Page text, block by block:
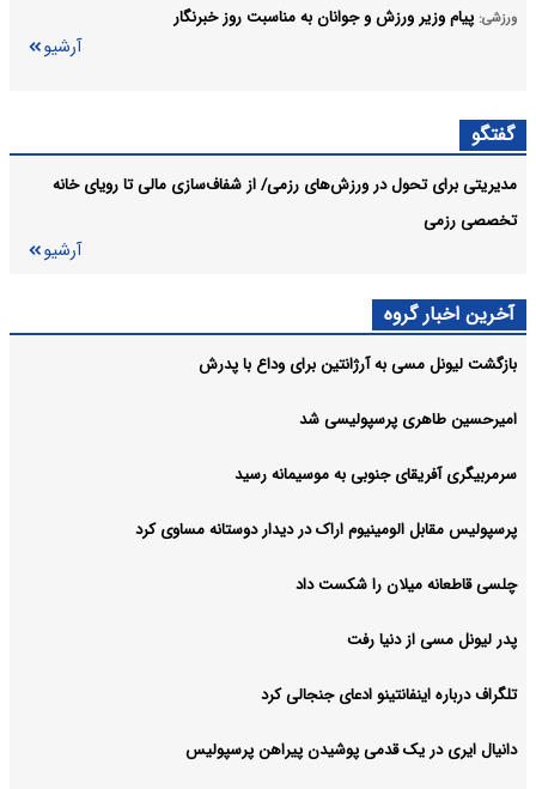
ورزشی: پیام وزیر ورزش و جوانان به مناسبت روز خبرنگار
آرشیو
گفتگو
مدیریتی برای تحول در ورزش‌های رزمی/ از شفاف‌سازی مالی تا رویای خانه
تخصصی رزمی
آرشیو
آخرین اخبار گروه
بازگشت لیونل مسی به آرژانتین برای وداع با پدرش
امیرحسین طاهری پرسپولیسی شد
سرمربیگری آفریقای جنوبی به موسیمانه رسید
پرسپولیس مقابل الومینیوم اراک در دیدار دوستانه مساوی کرد
چلسی قاطعانه میلان را شکست داد
پدر لیونل مسی از دنیا رفت
تلگراف درباره اینفانتینو ادعای جنجالی کرد
دانیال ایری در یک قدمی پوشیدن پیراهن پرسپولیس